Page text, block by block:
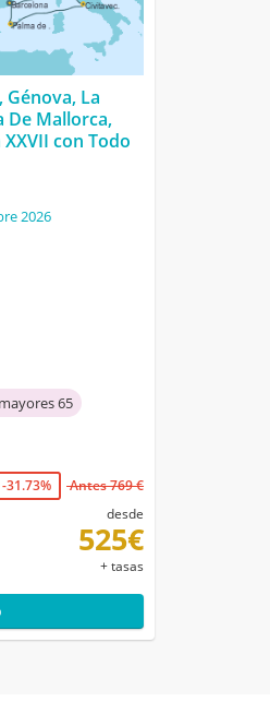
Génova, La
De Mallorca,
con Todo
2026
65
-31.73%
Antes 769 €
desde
525€
+ tasas